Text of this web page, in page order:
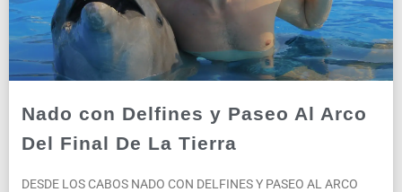
Nado con Delfines y Paseo Al Arco
Del Final De La Tierra
DESDE LOS CABOS NADO CON DELFINES Y PASEO AL ARCO